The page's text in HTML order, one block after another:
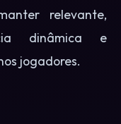
relevante,
dinâmica e
jogadores.